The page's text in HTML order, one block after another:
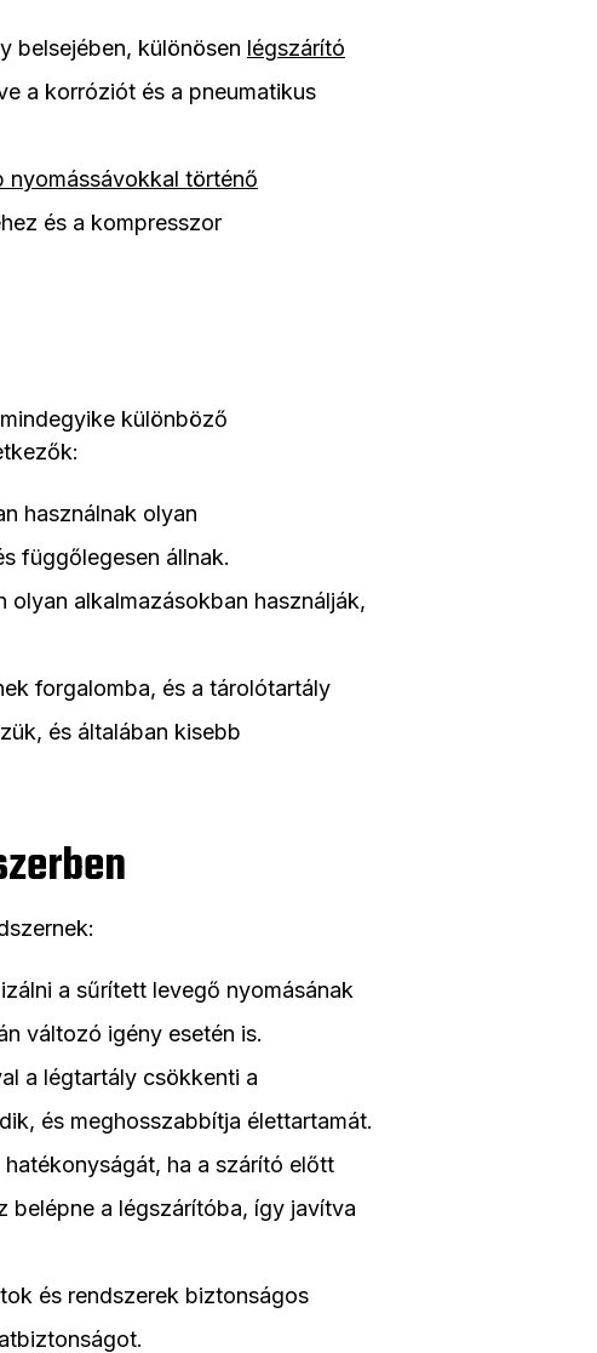
belsejében, különösen légszárító
a korróziót és a pneumatikus
nyomássávokkal történő
és a kompresszor
különböző
használnak olyan
függőlegesen állnak.
olyan alkalmazásokban használják,
forgalomba, és a tárolótartály
és általában kisebb
a sűrített levegő nyomásának
változó igény esetén is.
a légtartály csökkenti a
és meghosszabbítja élettartamát.
ha a szárító előtt
belépne a légszárítóba, így javítva
és rendszerek biztonságos